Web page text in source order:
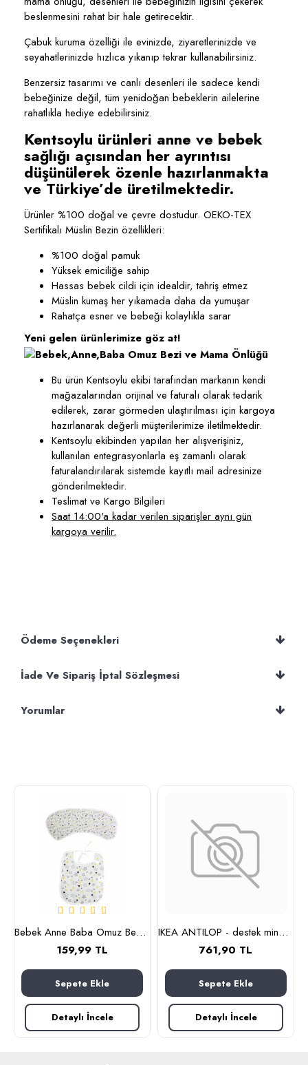
beslenmesini rahat bir hale getirecektir.
Çabuk kuruma özelliği ile evinizde, ziyaretlerinizde ve
seyahatlerinizde hızlıca yıkanıp tekrar kullanabilirsiniz.
Benzersiz tasarımı ve canlı desenleri ile sadece kendi
bebeğinize değil, tüm yenidoğan bebeklerin ailelerine
rahatlıkla hediye edebilirsiniz.
Kentsoylu ürünleri anne ve bebek
sağlığı açısından her ayrıntısı
düşünülerek özenle hazırlanmakta
ve Türkiye’de üretilmektedir.
Ürünler %100 doğal ve çevre dostudur. OEKO-TEX
Sertifikalı Müslin Bezin özellikleri:
%100 doğal pamuk
Yüksek emiciliğe sahip
Hassas bebek cildi için idealdir, tahriş etmez
Müslin kumaş her yıkamada daha da yumuşar
Rahatça esner ve bebeği kolaylıkla sarar
Yeni gelen ürünlerimize göz at!
Bu ürün Kentsoylu ekibi tarafından markanın kendi
mağazalarından orijinal ve faturalı olarak tedarik
edilerek, zarar görmeden ulaştırılması için kargoya
hazırlanarak değerli müşterilerimize iletilmektedir.
Kentsoylu ekibinden yapılan her alışverişiniz,
kullanılan entegrasyonlarla eş zamanlı olarak
faturalandırılarak sistemde kayıtlı mail adresinize
gönderilmektedir.
Teslimat ve Kargo Bilgileri
Saat 14:00'a kadar verilen siparişler aynı gün
kargoya verilir.
Ödeme Seçenekleri
İade Ve Sipariş İptal Sözleşmesi
Yorumlar
Bebek Anne Baba Omuz Bezi ve Mama Önlüğü, İkili Set, OEKO-TEX sertifikalı, Burpy Bip Organic Cloth YILDIZ Desenli Feeding Cloth%100 Pamuk Multi-Use Burp Cloth Bib 67x28 cm
159,99 TL
Sepete Ekle
Detaylı İncele
IKEA ANTILOP - destek minderi kılıfı (çok renkli)
761,90 TL
Sepete Ekle
Detaylı İncele